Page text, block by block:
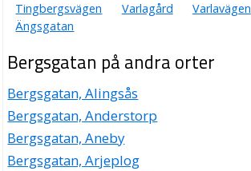
Strandell Arkitektkontor AB
0300-13314
Bergsgatan 3, 43432 Kungsbacka
Bergsgatans Psykoterapimottagning
Eva Agneta Glass
031-137067
Bergsgatan 5, 43432 Kungsbacka
Tingbergsvägen
Varlagård Varlavägen
Ängsgatan
Bergsgatan på andra orter
Bergsgatan, Alingsås
Bergsgatan, Anderstorp
Bergsgatan, Aneby
Bergsgatan, Arjeplog